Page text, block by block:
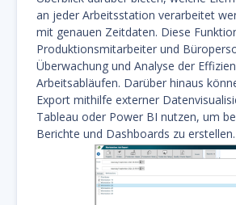
an jeder Arbeitsstation verarbeitet
mit genauen Zeitdaten. Diese
Produktionsmitarbeiter und
Überwachung und Analyse der
Arbeitsabläufen. Darüber hinaus
Export mithilfe externer
Tableau oder Power BI nutzen, um
Berichte und Dashboards zu erstellen.